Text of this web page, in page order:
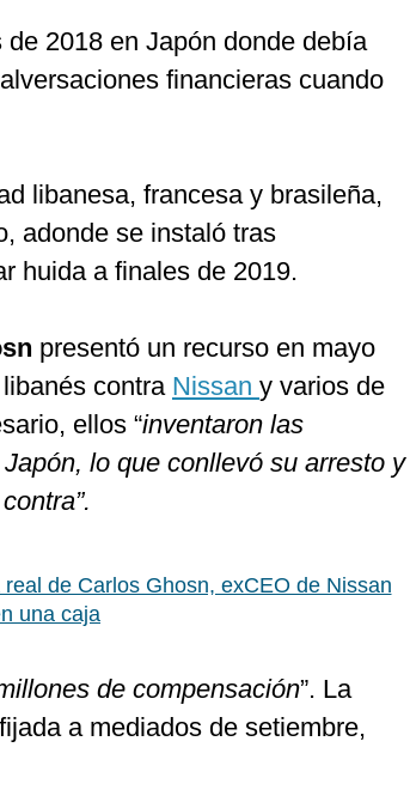
2018 en Japón donde debía
financieras cuando
libanesa, francesa y brasileña,
adonde se instaló tras
huida a finales de 2019.
presentó un recurso en mayo
contra Nissan y varios de
ellos “inventaron las
lo que conllevó su arresto y
real de Carlos Ghosn, exCEO de Nissan
una caja
de compensación”. La
a mediados de setiembre,